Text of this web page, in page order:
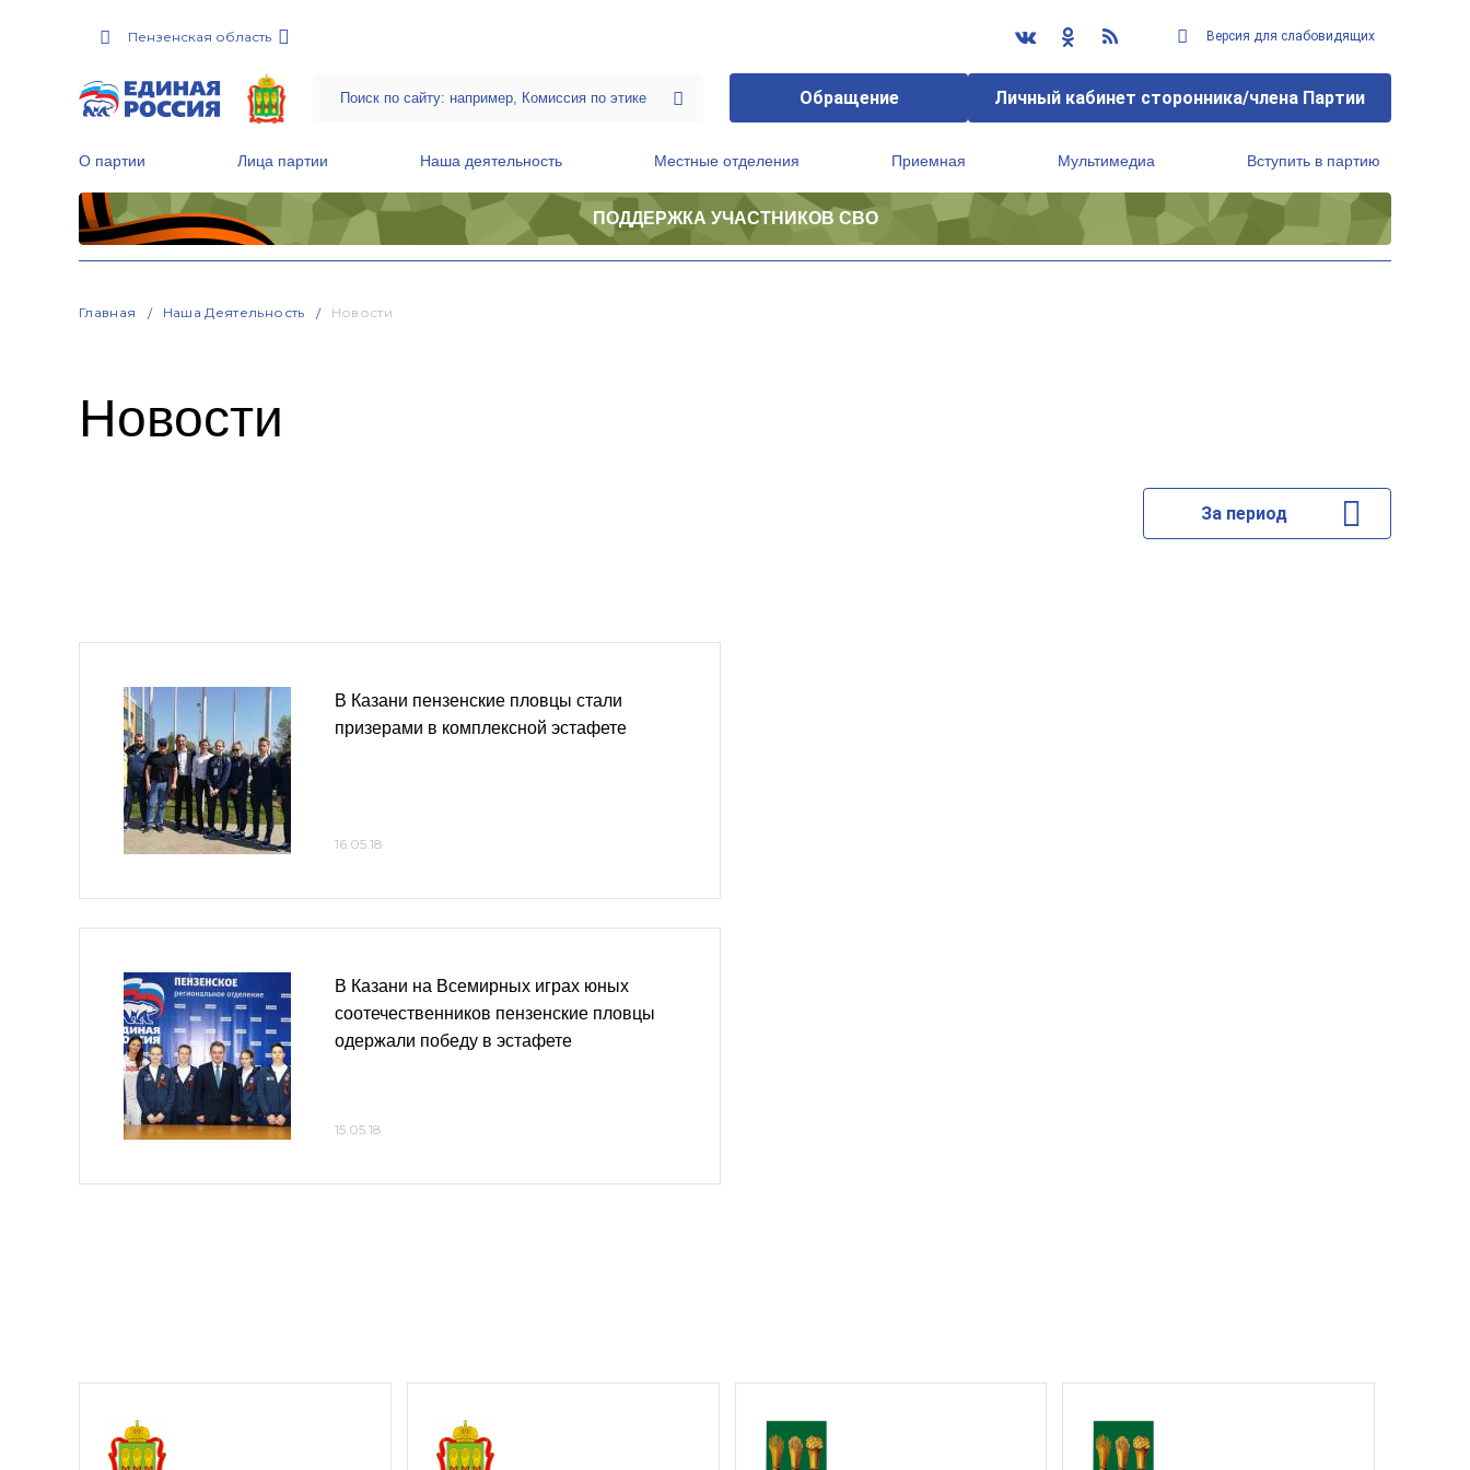
Пензенская область Версия для слабовидящих
Обращение Личный кабинет сторонника/члена Партии
О партии Лица партии Наша деятельность Местные отделения Приемная Мультимедиа Вступить в партию
ПОДДЕРЖКА УЧАСТНИКОВ СВО
Главная Наша Деятельность Новости
Новости
За период
В Казани пензенские пловцы стали
призерами в комплексной эстафете
16.05.18
В Казани на Всемирных играх юных
соотечественников пензенские пловцы
одержали победу в эстафете
15.05.18